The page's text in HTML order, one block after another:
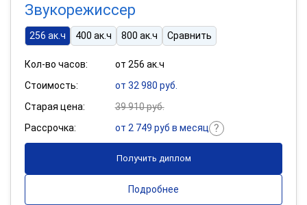
Звукорежиссер
256 ак.ч 400 ак.ч 800 ак.ч Сравнить
Кол-во часов:
от 256 ак.ч
Стоимость:
от 32 980 руб.
Старая цена:
39 910 руб.
Рассрочка:
от 2 749 руб в месяц
Получить диплом
Подробнее